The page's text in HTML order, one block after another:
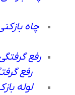
چاه
رفع
رفع
لوله